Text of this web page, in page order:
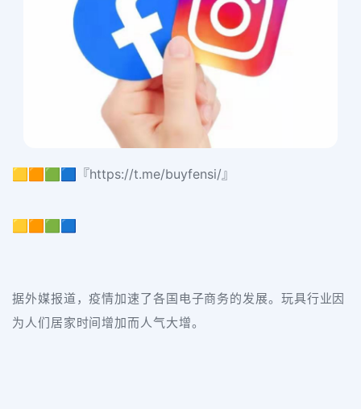
🟨🟧🟩🟦『https://t.me/buyfensi/』
🟨🟧🟩🟦
据外媒报道，疫情加速了各国电子商务的发展。玩具行业因
为人们居家时间增加而人气大增。